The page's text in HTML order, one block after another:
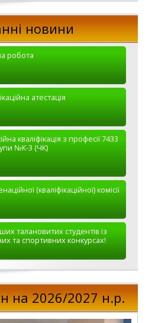
новини
робота
атестація
кваліфікація з професії 7433
№К-3 (ЧК)
(кваліфікаційної) комісії
талановитих студентів із
та спортивних конкурсах!
на 2026/2027 н.р.